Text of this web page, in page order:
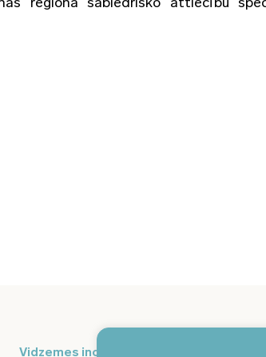
Vidzemes inovāciju nedēļa